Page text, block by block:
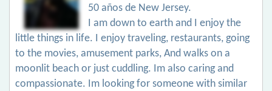
50 años de New Jersey.
I am down to earth and I enjoy the
little things in life. I enjoy traveling, restaurants, going
to the movies, amusement parks, And walks on a
moonlit beach or just cuddling. Im also caring and
compassionate. Im looking for someone with similar